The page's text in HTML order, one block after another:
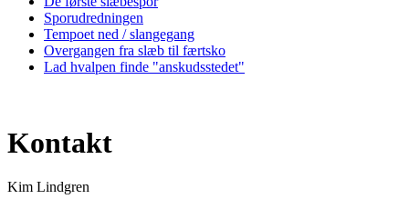
Sporudredningen
Tempoet ned / slangegang
Overgangen fra slæb til færtsko
Lad hvalpen finde "anskudsstedet"
Kontakt
Kim Lindgren